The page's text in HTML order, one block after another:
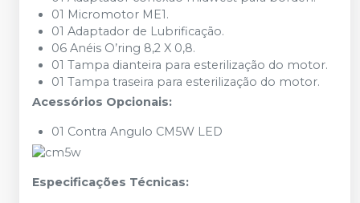
01 Micromotor ME1.
01 Adaptador de Lubrificação.
06 Anéis O’ring 8,2 X 0,8.
01 Tampa dianteira para esterilização do motor.
01 Tampa traseira para esterilização do motor.
Acessórios Opcionais:
01 Contra Angulo CM5W LED
Especificações Técnicas: